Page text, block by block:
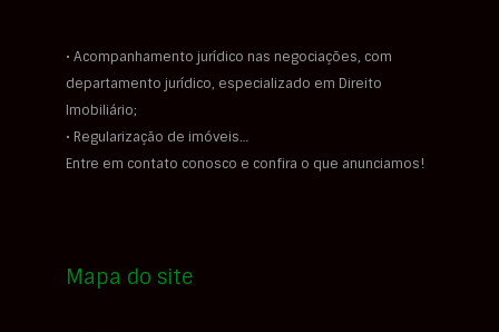
• Acompanhamento jurídico nas negociações, com
departamento jurídico, especializado em Direito
Imobiliário;
• Regularização de imóveis…
Entre em contato conosco e confira o que anunciamos!
Mapa do site